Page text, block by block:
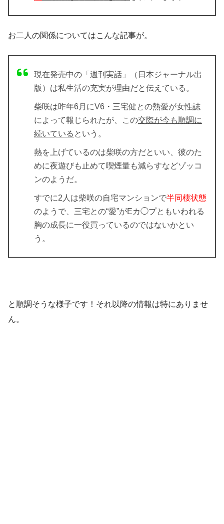
お二人の関係についてはこんな記事が。
現在発売中の「週刊実話」（日本ジャーナル出
版）は私生活の充実が理由だと伝えている。
柴咲は昨年6月にV6・三宅健との熱愛が女性誌
によって報じられたが、この交際が今も順調に
続いている という。
熱を上げているのは柴咲の方だといい、彼のた
めに夜遊びも止めて喫煙量も減らすなどゾッコ
ンのようだ。
すでに2人は柴咲の自宅マンションで半同棲状態
のようで、三宅との“愛”がEカ◯プともいわれる
胸の成長に一役買っているのではないかとい
う。
と順調そうな様子です！それ以降の情報は特にありませ
ん。